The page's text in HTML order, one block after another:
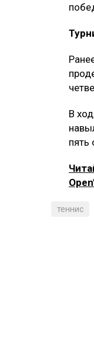
В
пять
теннис